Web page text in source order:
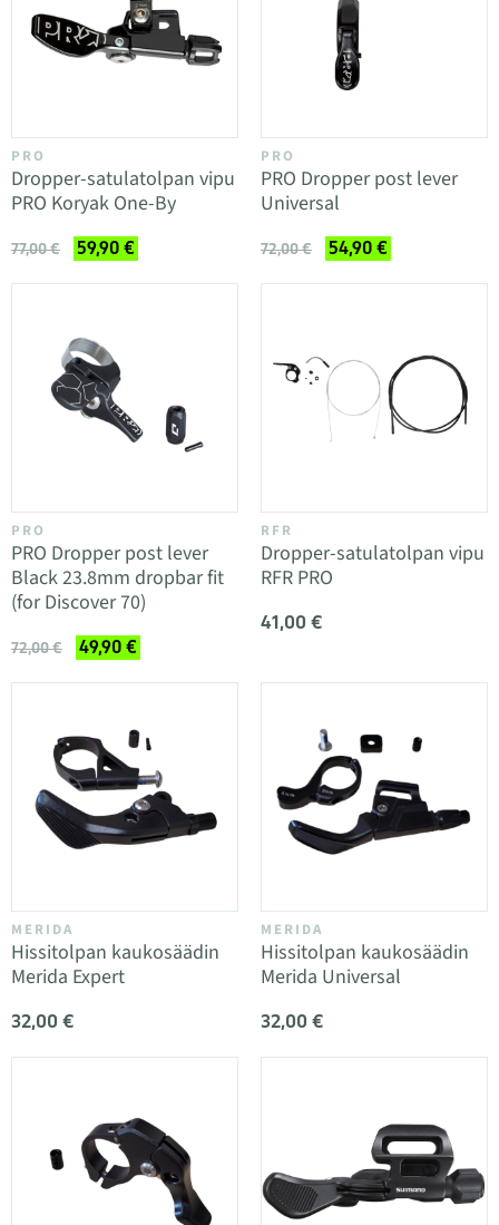
PRO
Dropper-satulatolpan vipu
PRO Koryak One-By
77,00 € 59,90 €
PRO
PRO Dropper post lever
Universal
72,00 € 54,90 €
PRO
PRO Dropper post lever
Black 23.8mm dropbar fit
(for Discover 70)
72,00 € 49,90 €
RFR
Dropper-satulatolpan vipu
RFR PRO
41,00 €
MERIDA
Hissitolpan kaukosäädin
Merida Expert
32,00 €
MERIDA
Hissitolpan kaukosäädin
Merida Universal
32,00 €